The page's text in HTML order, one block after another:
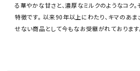
る華やかな甘さと、濃厚なミルクのようなコク
特徴です。 以来90年以上にわたり、キマのあ
せない商品として今もなお受継がれております